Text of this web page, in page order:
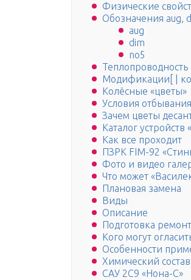
Физические
Обозначения aug,
aug
dim
no5
Теплопроводность
Модификации[ |
Колёсные «цветы»
Условия
Зачем цветы
Каталог устройств
Как все проходит
ПЗРК FIM-92
Фото и видео
Что может
Плановая замена
Виды
Описание
Подготовка
Кого могут
Особенности
Химический
САУ 2С9 «Нона-С»